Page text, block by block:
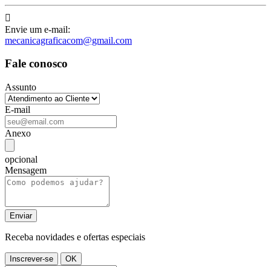

Envie um e-mail:
mecanicagraficacom@gmail.com
Fale conosco
Assunto
E-mail
Anexo
opcional
Mensagem
Receba novidades e ofertas especiais